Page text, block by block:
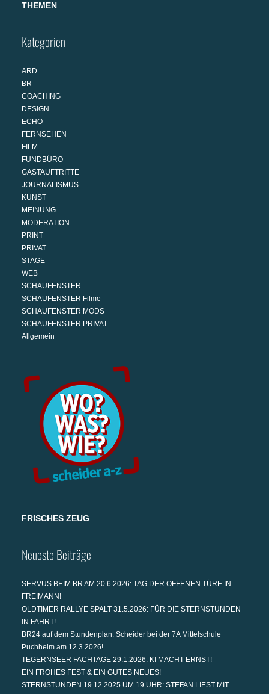
THEMEN
Kategorien
ARD
BR
COACHING
DESIGN
ECHO
FERNSEHEN
FILM
FUNDBÜRO
GASTAUFTRITTE
JOURNALISMUS
KUNST
MEINUNG
MODERATION
PRINT
PRIVAT
STAGE
WEB
SCHAUFENSTER
SCHAUFENSTER Filme
SCHAUFENSTER MODS
SCHAUFENSTER PRIVAT
Allgemein
FRISCHES ZEUG
Neueste Beiträge
SERVUS BEIM BR AM 20.6.2026: TAG DER OFFENEN TÜRE IN
FREIMANN!
OLDTIMER RALLYE SPALT 31.5.2026: FÜR DIE STERNSTUNDEN
IN FAHRT!
BR24 auf dem Stundenplan: Scheider bei der 7A Mittelschule
Puchheim am 12.3.2026!
TEGERNSEER FACHTAGE 29.1.2026: KI MACHT ERNST!
EIN FROHES FEST & EIN GUTES NEUES!
STERNSTUNDEN 19.12.2025 UM 19 UHR: STEFAN LIEST MIT